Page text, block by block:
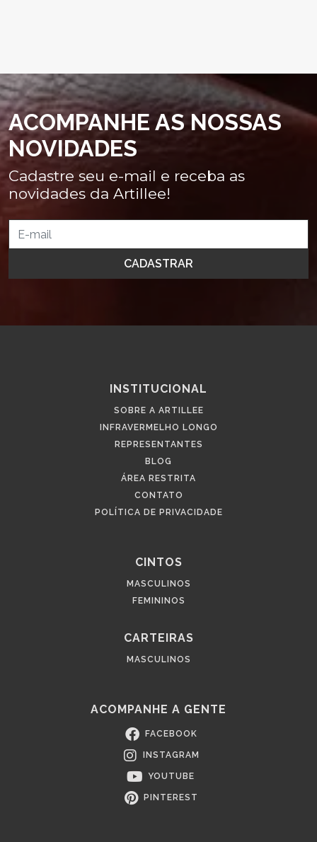
ACOMPANHE AS NOSSAS
NOVIDADES
Cadastre seu e-mail e receba as
novidades da Artillee!
INSTITUCIONAL
SOBRE A ARTILLEE
INFRAVERMELHO LONGO
REPRESENTANTES
BLOG
ÁREA RESTRITA
CONTATO
POLÍTICA DE PRIVACIDADE
CINTOS
MASCULINOS
FEMININOS
CARTEIRAS
MASCULINOS
ACOMPANHE A GENTE
FACEBOOK
INSTAGRAM
YOUTUBE
PINTEREST